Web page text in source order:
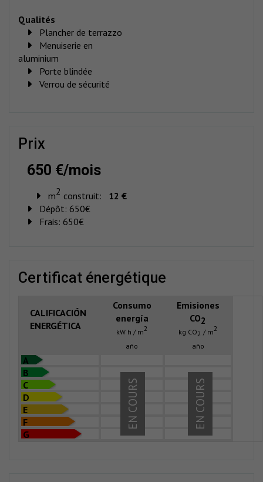
Qualités
Plancher de terrazzo
Menuiserie en
aluminium
Porte blindée
Verrou de sécurité
prix
650 €/mois
m2 construit:
12 €
Dépôt: 650€
Frais: 650€
certificat énergétique
CALIFICACIÓN
ENERGÉTICA
Consumo
energía
kW h / m2
año
Emisiones
CO2
kg CO2 / m2
año
A
B
C
D
E
F
G
EN COURS
EN COURS